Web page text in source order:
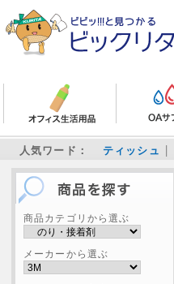
人気ワード： ティッシュ
商品カテゴリから選ぶ
メーカーから選ぶ